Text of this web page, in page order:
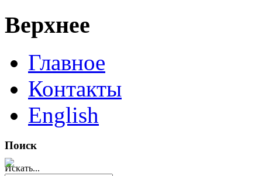
Верхнее
Главное
Контакты
English
Поиск
Искать...